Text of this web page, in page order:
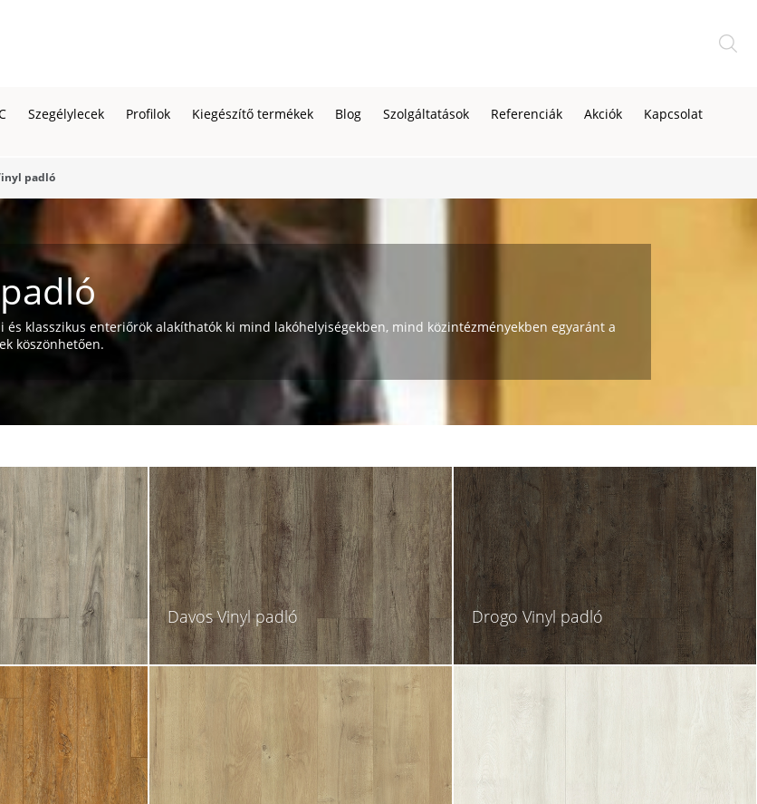
Szegélylecek Profilok Kiegészítő termékek Blog Szolgáltatások Referenciák Akciók Kapcsolat
padló
klasszikus enteriőrök alakíthatók ki mind lakóhelyiségekben, mind közintézményekben egyaránt a
köszönhetően.
Davos Vinyl padló Drogo Vinyl padló